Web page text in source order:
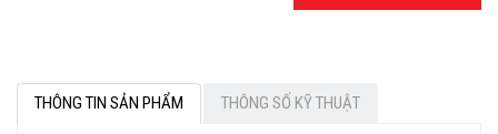
THÔNG TIN SẢN PHẨM THÔNG SỐ KỸ THUẬT